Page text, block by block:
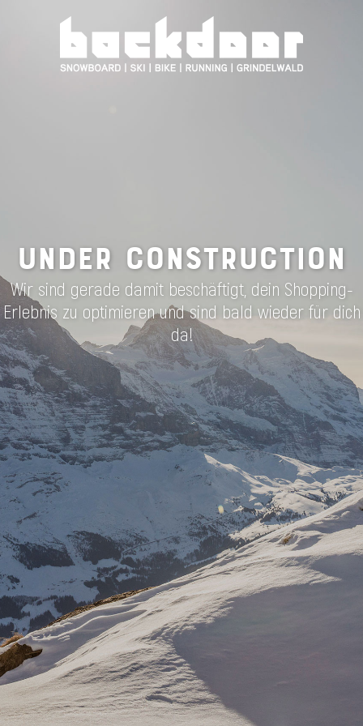
UNDER CONSTRUCTION
Wir sind gerade damit beschäftigt, dein Shopping-
Erlebnis zu optimieren und sind bald wieder für dich
da!